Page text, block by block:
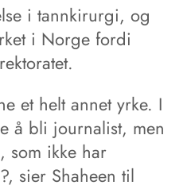
i tannkirurgi, og
i Norge fordi
et helt annet yrke. I
å bli journalist, men
som ikke har
sier Shaheen til